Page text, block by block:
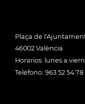
Plaça de l'Ajuntament
46002 València
Horarios: lunes a
Teléfono: 963 52 54 78